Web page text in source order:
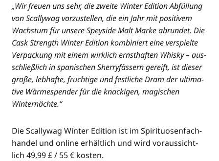
„Wir freu­en uns sehr, die zwei­te Win­ter Edi­ti­on Abfül­lung
von Scal­ly­wag vor­zu­stel­len, die ein Jahr mit posi­ti­vem
Wachs­tum für unse­re Spey­si­de Malt Mar­ke abrun­det. Die
Cask Strength Win­ter Edi­ti­on kom­bi­niert eine ver­spiel­te
Ver­pa­ckung mit einem wirk­lich ernst­haf­ten Whis­ky – aus­
schließ­lich in spa­ni­schen Sher­ry­fäs­sern gereift, ist die­ser
gro­ße, leb­haf­te, fruch­ti­ge und fest­li­che Dram der ulti­ma­
ti­ve Wär­me­spen­der für die kna­cki­gen, magi­schen
Winternächte.“
Die Scal­ly­wag Win­ter Edi­ti­on ist im Spi­ri­tuo­sen­fach­
han­del und online erhält­lich und wird vor­aus­sicht­
lich 49,99 £ / 55 € kosten.